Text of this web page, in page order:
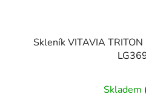
Skleník VITAVIA
Skladem